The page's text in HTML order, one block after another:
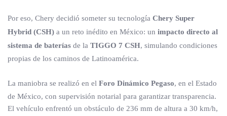
Por eso, Chery decidió someter su tecnología Chery Super
Hybrid (CSH) a un reto inédito en México: un impacto directo al
sistema de baterías de la TIGGO 7 CSH, simulando condiciones
propias de los caminos de Latinoamérica.
La maniobra se realizó en el Foro Dinámico Pegaso, en el Estado
de México, con supervisión notarial para garantizar transparencia.
El vehículo enfrentó un obstáculo de 236 mm de altura a 30 km/h,